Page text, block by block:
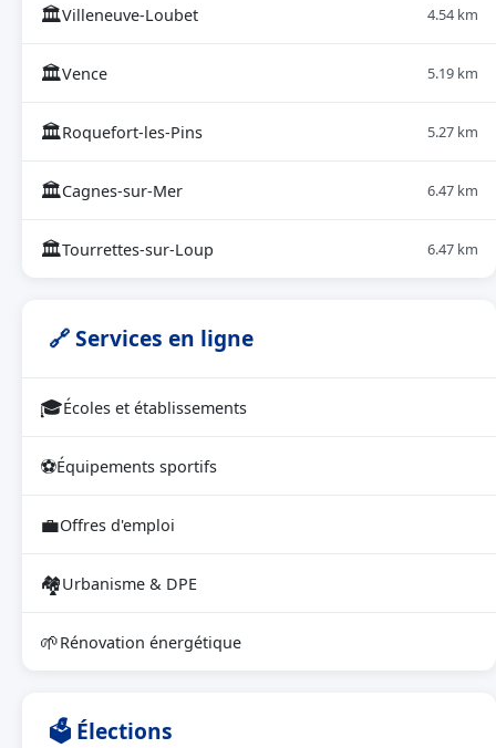
🏛Villeneuve-Loubet 4.54 km
🏛Vence 5.19 km
🏛Roquefort-les-Pins 5.27 km
🏛Cagnes-sur-Mer 6.47 km
🏛Tourrettes-sur-Loup 6.47 km
🔗 Services en ligne
🎓Écoles et établissements
⚽Équipements sportifs
💼Offres d'emploi
🏘Urbanisme & DPE
🌱Rénovation énergétique
🗳 Élections